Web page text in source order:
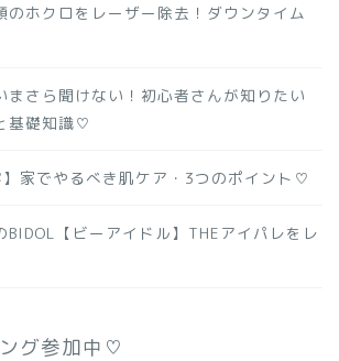
のホクロをレーザー除去！ダウンタイム
まさら聞けない！初心者さんが知りたい
基礎知識♡
】家でやるべき肌ケア・3つのポイント♡
BIDOL【ビーアイドル】THEアイパレをレ
グ参加中♡